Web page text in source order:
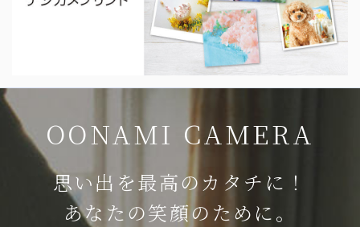
OONAMI CAMERA
思い出を最高のカタチに！
あなたの笑顔のために。